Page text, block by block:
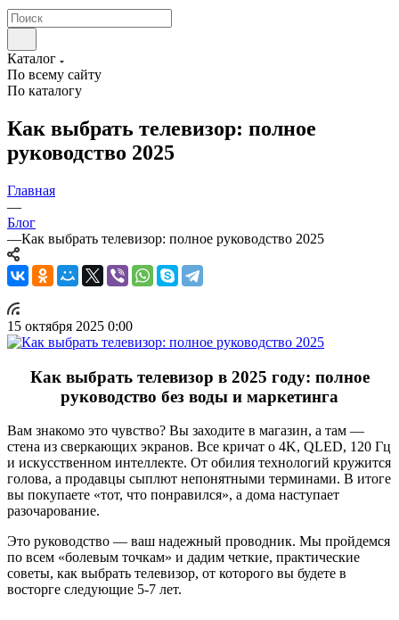
Каталог
По всему сайту
По каталогу
Как выбрать телевизор: полное
руководство 2025
Главная
—
Блог
—Как выбрать телевизор: полное руководство 2025
15 октября 2025 0:00
Как выбрать телевизор в 2025 году: полное
руководство без воды и маркетинга
Вам знакомо это чувство? Вы заходите в магазин, а там —
стена из сверкающих экранов. Все кричат о 4K, QLED, 120 Гц
и искусственном интеллекте. От обилия технологий кружится
голова, а продавцы сыплют непонятными терминами. В итоге
вы покупаете «тот, что понравился», а дома наступает
разочарование.
Это руководство — ваш надежный проводник. Мы пройдемся
по всем «болевым точкам» и дадим четкие, практические
советы, как выбрать телевизор, от которого вы будете в
восторге следующие 5-7 лет.